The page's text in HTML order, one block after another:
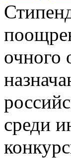
очного
среди